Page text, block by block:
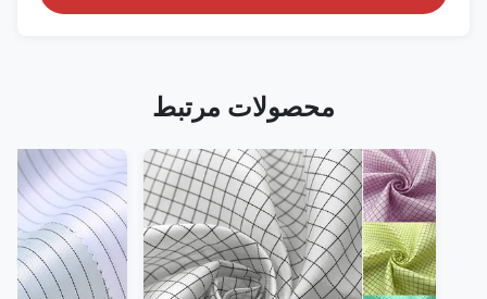
محصولات مرتبط